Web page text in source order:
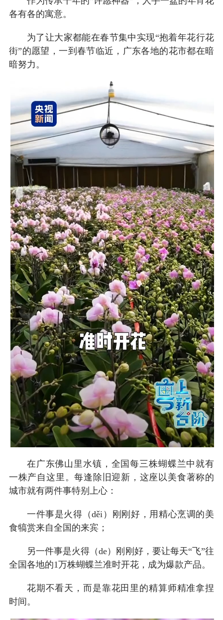
各有各的寓意。
为了让大家都能在春节集中实现“抱着年花行花
街”的愿望，一到春节临近，广东各地的花市都在暗
暗努力。
在广东佛山里水镇，全国每三株蝴蝶兰中就有
一株产自这里。每逢除旧迎新，这座以美食著称的
城市就有两件事特别上心：
一件事是火得（děi）刚刚好，用精心烹调的美
食犒赏来自全国的来宾；
另一件事是火得（de）刚刚好，要让每天“飞”往
全国各地的1万株蝴蝶兰准时开花，成为爆款产品。
花期不看天，而是靠花田里的精算师精准拿捏
时间。